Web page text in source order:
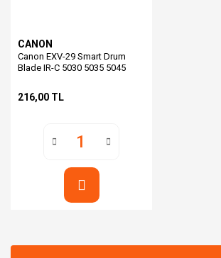
CANON
Canon EXV-29 Smart Drum
Blade IR-C 5030 5035 5045
216,00 TL